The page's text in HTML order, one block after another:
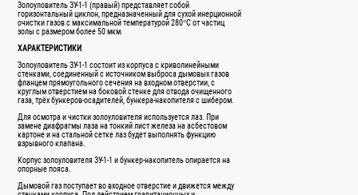
Золоуловитель ЗУ-1-1 (правый) представляет собой
горизонтальный циклон, предназначенный для сухой инерционной
очистки газов с максимальной температурой 280°С от частиц
золы с размером более 50 мкм.
ХАРАКТЕРИСТИКИ
Золоуловитель ЗУ-1-1 состоит из корпуса с криволинейными
стенками, соединенный с источником выброса дымовых газов
фланцем прямоугольного сечения на входном отверстии, с
круглым отверстием на боковой стенке для отвода очищенного
газа, трёх бункеров-осадителей, бункера-накопителя с шибером.
Для осмотра и чистки золоуловителя используется лаз. При
замене диафрагмы лаза на тонкий лист железа на асбестовом
картоне и на стальной сетке лаз будет выполнять функцию
взрывного клапана.
Корпус золоуловителя ЗУ-1-1 и бункер-накопитель опирается на
опорные пояса.
Дымовой газ поступает во входное отверстие и движется между